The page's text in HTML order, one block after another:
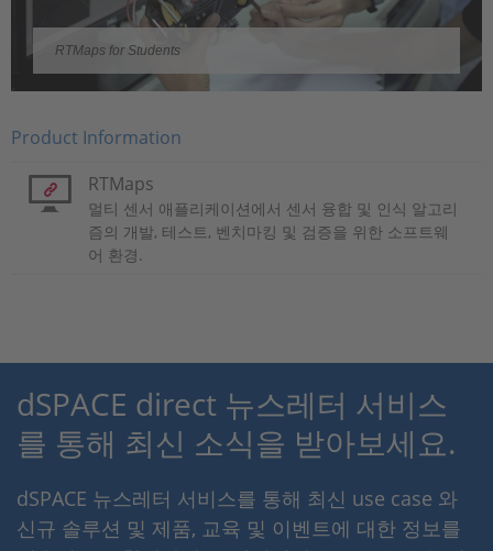
Video
RTMaps for Students
Product Information
RTMaps
멀티 센서 애플리케이션에서 센서 융합 및 인식 알고리
즘의 개발, 테스트, 벤치마킹 및 검증을 위한 소프트웨
어 환경.
dSPACE direct 뉴스레터 서비스
를 통해 최신 소식을 받아보세요.
dSPACE 뉴스레터 서비스를 통해 최신 use case 와
신규 솔루션 및 제품, 교육 및 이벤트에 대한 정보를